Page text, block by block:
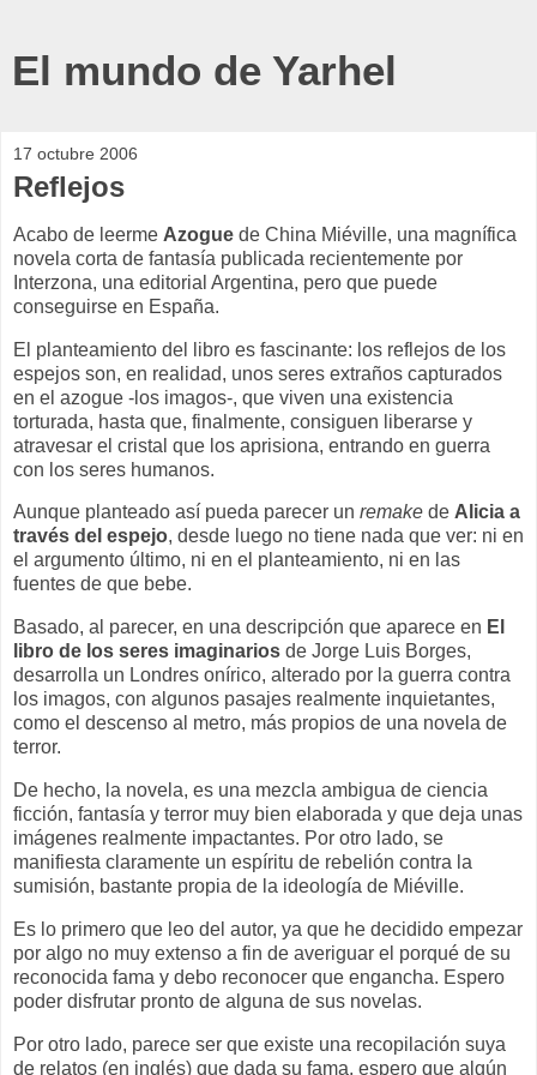
El mundo de Yarhel
17 octubre 2006
Reflejos
Acabo de leerme Azogue de China Miéville, una magnífica
novela corta de fantasía publicada recientemente por
Interzona, una editorial Argentina, pero que puede
conseguirse en España.
El planteamiento del libro es fascinante: los reflejos de los
espejos son, en realidad, unos seres extraños capturados
en el azogue -los imagos-, que viven una existencia
torturada, hasta que, finalmente, consiguen liberarse y
atravesar el cristal que los aprisiona, entrando en guerra
con los seres humanos.
Aunque planteado así pueda parecer un remake de Alicia a
través del espejo, desde luego no tiene nada que ver: ni en
el argumento último, ni en el planteamiento, ni en las
fuentes de que bebe.
Basado, al parecer, en una descripción que aparece en El
libro de los seres imaginarios de Jorge Luis Borges,
desarrolla un Londres onírico, alterado por la guerra contra
los imagos, con algunos pasajes realmente inquietantes,
como el descenso al metro, más propios de una novela de
terror.
De hecho, la novela, es una mezcla ambigua de ciencia
ficción, fantasía y terror muy bien elaborada y que deja unas
imágenes realmente impactantes. Por otro lado, se
manifiesta claramente un espíritu de rebelión contra la
sumisión, bastante propia de la ideología de Miéville.
Es lo primero que leo del autor, ya que he decidido empezar
por algo no muy extenso a fin de averiguar el porqué de su
reconocida fama y debo reconocer que engancha. Espero
poder disfrutar pronto de alguna de sus novelas.
Por otro lado, parece ser que existe una recopilación suya
de relatos (en inglés) que dada su fama, espero que algún